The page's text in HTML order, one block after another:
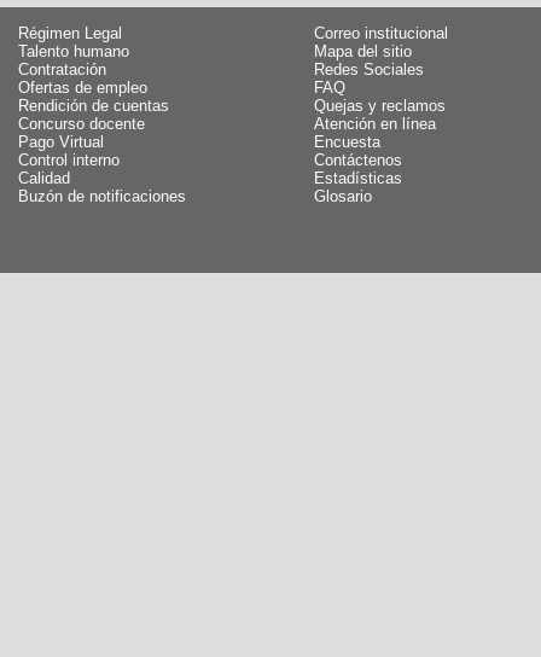
Régimen Legal
Talento humano
Contratación
Ofertas de empleo
Rendición de cuentas
Concurso docente
Pago Virtual
Control interno
Calidad
Buzón de notificaciones
Correo institucional
Mapa del sitio
Redes Sociales
FAQ
Quejas y reclamos
Atención en línea
Encuesta
Contáctenos
Estadísticas
Glosario